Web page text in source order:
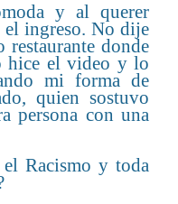
y al querer
ingreso. No dije
donde
hice el video y lo
mi forma de
quien sostuvo
persona con una
Racismo y toda